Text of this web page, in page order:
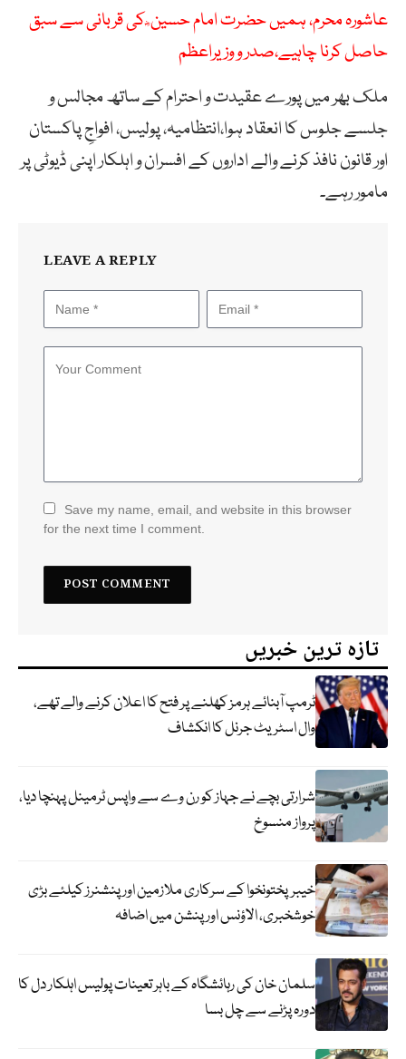
عاشورہ محرم، ہمیں حضرت امام حسین ؓ کی قربانی سے سبق
حاصل کرنا چاہیے،صدر و وزیراعظم
ملک بھر میں پورے عقیدت و احترام کے ساتھ مجالس و
جلسے جلوس کا انعقاد ہوا،انتظامیہ، پولیس، افواجِ پاکستان
اور قانون نافذ کرنے والے اداروں کے افسران و اہلکار اپنی ڈیوٹی پر
مامور رہے۔
LEAVE A REPLY
Save my name, email, and website in this browser
for the next time I comment.
تازہ ترین خبریں
ٹرمپ آبنائے ہرمز کھلنے پر فتح کا اعلان کرنے والے تھے،
وال اسٹریٹ جرنل کا انکشاف
شرارتی بچے نے جہاز کو رن وے سے واپس ٹرمینل پہنچا دیا،
پرواز منسوخ
خیبرپختونخوا کے سرکاری ملازمین اور پنشنرز کیلئے بڑی
خوشخبری، الاؤنس اور پنشن میں اضافہ
سلمان خان کی رہائشگاہ کے باہر تعینات پولیس اہلکار دل کا
دورہ پڑنے سے چل بسا